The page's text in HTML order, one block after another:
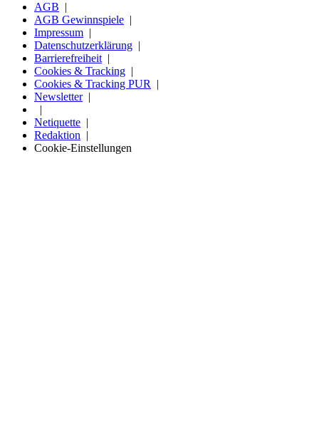
AGB
AGB Gewinnspiele
Impressum
Datenschutzerklärung
Barrierefreiheit
Cookies & Tracking
Cookies & Tracking PUR
Newsletter
Netiquette
Redaktion
Cookie-Einstellungen